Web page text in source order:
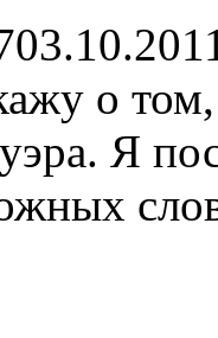
о
Я